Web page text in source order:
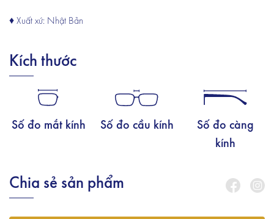
♦ Xuất xứ: Nhật Bản
Kích thước
Số đo mắt kính Số đo cầu kính
Số đo càng
kính
Chia sẻ sản phẩm